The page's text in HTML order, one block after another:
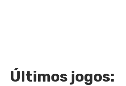
Últimos jogos: